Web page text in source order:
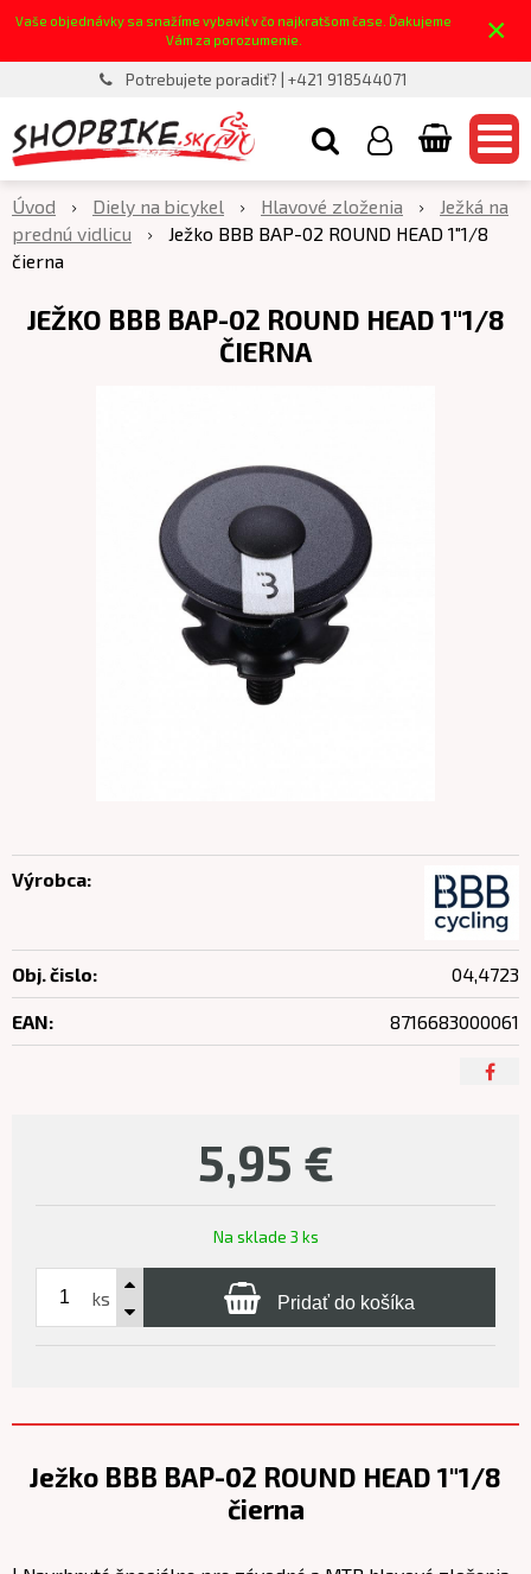
Vaše objednávky sa snažíme vybaviť v čo najkratšom čase. Ďakujeme
Vám za porozumenie.
×
Potrebujete poradiť? | +421 918544071
Úvod Diely na bicykel Hlavové zloženia
Ježká na
prednú vidlicu
Ježko BBB BAP-02 ROUND HEAD 1"1/8
čierna
JEŽKO BBB BAP-02 ROUND HEAD 1"1/8
ČIERNA
5,95 €
Na sklade 3 ks
ks Pridať do košíka
Výrobca:
Obj. čislo: 04,4723
EAN: 8716683000061
Ježko BBB BAP-02 ROUND HEAD 1"1/8
čierna